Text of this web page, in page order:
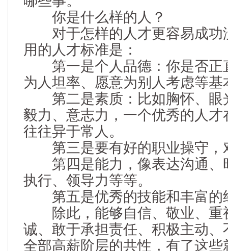
你是什么样的人？
对于怎样的人才更容易成功
用的人才标准是：
第一是个人品德：你是否正
为人坦率、愿意为别人考虑等
第二是素质：比如胸怀、眼
毅力、意志力，一个优秀的人
往往异于常人。
第三是要有好的职业操守，
第四是能力，像表达沟通、
执行、领导力等等。
第五是优秀的技能和丰富的
除此，能够自信、敬业、重
诚、敢于承担责任、积极主动
全部高薪阶层的共性，有了这